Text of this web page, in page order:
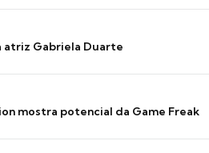
atriz Gabriela Duarte
mostra potencial da Game Freak